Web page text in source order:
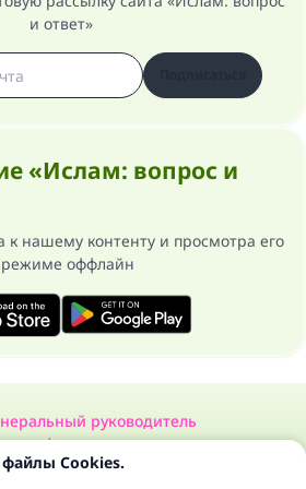
и ответ»
«Ислам: вопрос и
к нашему контенту и просмотра его
режиме оффлайн
руководитель
конфиденциальности
Все права защищены 1997-2025 ©
файлы Cookies.